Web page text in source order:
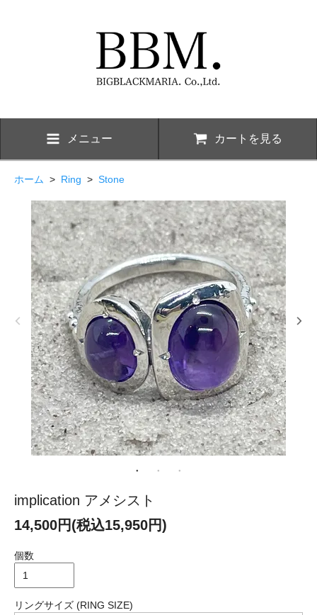
メニュー カートを見る
ホーム > Ring > Stone
implication アメシスト
14,500円(税込15,950円)
個数
リングサイズ (RING SIZE)